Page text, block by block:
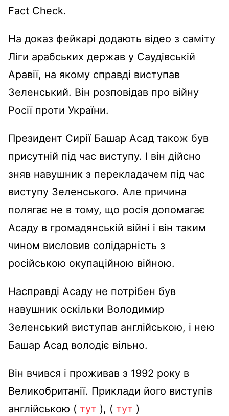
Fact Check.
На доказ фейкарі додають відео з саміту
Ліги арабських держав у Саудівській
Аравії, на якому справді виступав
Зеленський. Він розповідав про війну
Росії проти України.
Президент Сирії Башар Асад також був
присутній під час виступу. І він дійсно
зняв навушник з перекладачем під час
виступу Зеленського. Але причина
полягає не в тому, що росія допомагає
Асаду в громадянській війні і він таким
чином висловив солідарність з
російською окупаційною війною.
Насправді Асаду не потрібен був
навушник оскільки Володимир
Зеленський виступав англійською, і нею
Башар Асад володіє вільно.
Він вчився і проживав з 1992 року в
Великобританії. Приклади його виступів
англійською ( тут ), ( тут )